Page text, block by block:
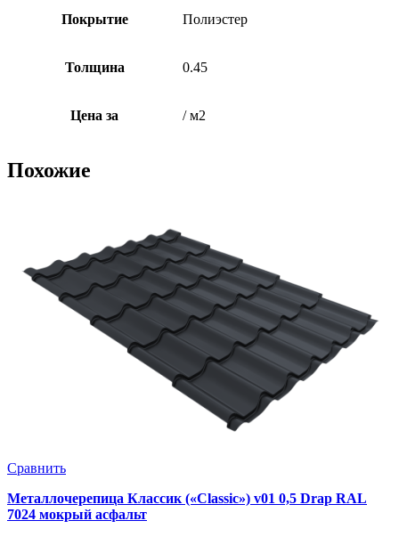
Покрытие Полиэстер
Толщина 0.45
Цена за / м2
Похожие
Сравнить
Металлочерепица Классик («Classic») v01 0,5 Drap RAL
7024 мокрый асфальт